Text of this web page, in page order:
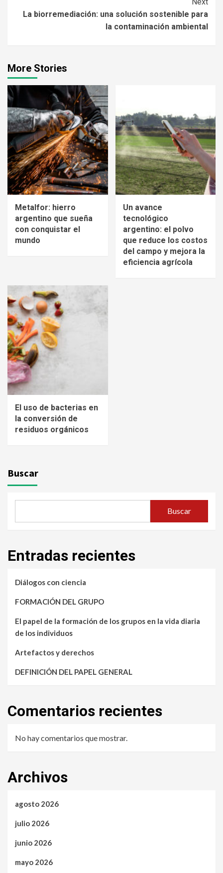
La biorremediación: una solución sostenible para
la contaminación ambiental
More Stories
Metalfor: hierro
argentino que sueña
con conquistar el
mundo
Un avance
tecnológico
argentino: el polvo
que reduce los costos
del campo y mejora la
eficiencia agrícola
El uso de bacterias en
la conversión de
residuos orgánicos
Buscar
Buscar
Entradas recientes
Diálogos con ciencia
FORMACIÓN DEL GRUPO
El papel de la formación de los grupos en la vida diaria
de los individuos
Artefactos y derechos
DEFINICIÓN DEL PAPEL GENERAL
Comentarios recientes
No hay comentarios que mostrar.
Archivos
agosto 2026
julio 2026
junio 2026
mayo 2026